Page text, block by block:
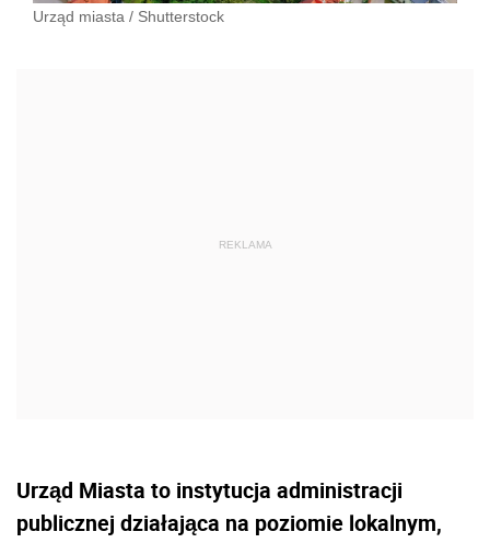
Urząd miasta / Shutterstock
Urząd Miasta to instytucja administracji
publicznej działająca na poziomie lokalnym,